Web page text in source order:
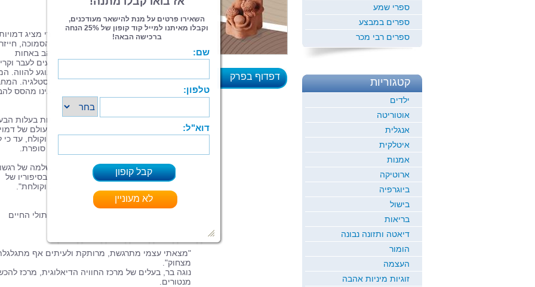
דפדוף בפרק
לכתבה במגזין "שרית יוכפז"
לכתבה במגזין "רינונים"
ספר הסיפורים פרי עטו של רחמים גוב-ארי מציג
רבגוניות: דוד המלך לצד השכנה מהדלת הסמוכה,
מכוכבים מרוחקים לצד נכה צה"ל שמתאהב באחות
הערבייה המטפלת בו. בספר תמצאו געגועים לעבר
הומוריסטית, ולעיתים אף אירונית, בכל הנוגע להווה.
של רחמים גוב-ארי מתאפיין בערכיות ובנוסטלגיה.
מציג את הדמויות שלו במלוא אנושיותן ואינו מהסס
את דעתו בסוגיות אקטואליות.
"כמו צייר המשרטט על לוח הקנבס דיוקנאות בעלות
מהלך רחמים גוב-ארי בעולם של מילים, בעולם של
קובץ הסיפורים הזה מענג לקריאה, מרתק וקולח, עד כי
ניתן להניח את הספר מן היד".גלי צבי ויס, סופרת.
"קנאה, שנאה, אהבה, חמלה ורוך - קשת שלמה של
עזים וזיכרונות ילדות רחוקים, שזורים בחן בסיפוריו של
רחמים גוב-ארי, הכתובים בשפה צבעונית וקולחת".
אמוץ שורק, ביוגרף.
"הסיפורים של רחמים הם טיול מרתק בפיתולי החיים
"מצאתי עצמי מתרגשת, מרותקת ולעיתים אף
מצחוק".
נוגה בר, בעלים של מרכז החוויה הדיאלוגית, מרכז
מנטורים.
ספרי שמע
ספרים במבצע
ספרים רבי מכר
קטגוריות
ילדים
אוטוריטה
אנגלית
איטלקית
אמנות
ארוטיקה
ביוגרפיה
בישול
בריאות
דיאטה ותזונה נבונה
הומור
העצמה
זוגיות מיניות אהבה